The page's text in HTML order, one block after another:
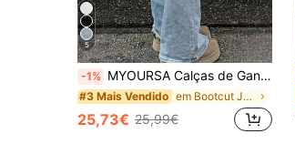
5
-1% MYOURSA Calças de Gangas Flare de Cintura Alta, Calças Boot Cut Elásticas para Mulher, Streetwear Y2K Casual Retro Fashion, Azul Claro, Primavera/Outono
#3 Mais Vendido em Bootcut Jeans Feminino
25,73€ 25,99€